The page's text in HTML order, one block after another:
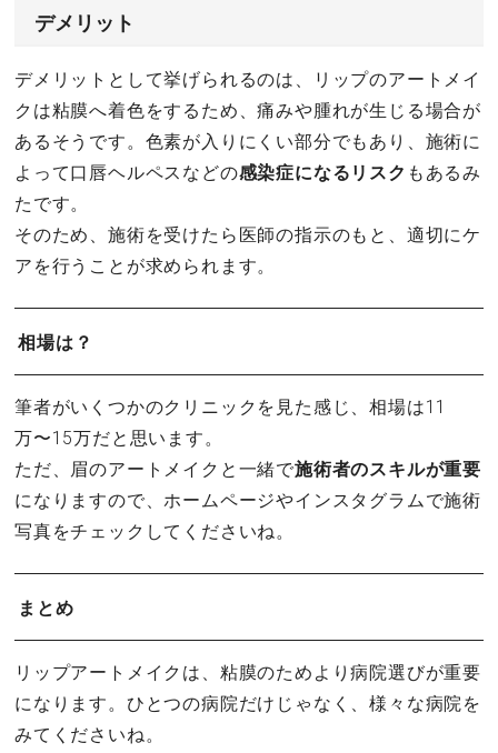
デメリット
デメリットとして挙げられるのは、リップのアートメイ
クは粘膜へ着色をするため、痛みや腫れが生じる場合が
あるそうです。色素が入りにくい部分でもあり、施術に
よって口唇ヘルペスなどの感染症になるリスク もあるみ
たです。
そのため、施術を受けたら医師の指示のもと、適切にケ
アを行うことが求められます。
相場は？
筆者がいくつかのクリニックを見た感じ、相場は11
万〜15万だと思います。
ただ、眉のアートメイクと一緒で施術者のスキルが重要
になりますので、ホームページやインスタグラムで施術
写真をチェックしてくださいね。
まとめ
リップアートメイクは、粘膜のためより病院選びが重要
になります。ひとつの病院だけじゃなく、様々な病院を
みてくださいね。